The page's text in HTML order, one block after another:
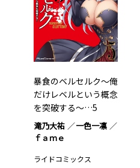
暴食のベルセルク～俺
だけレベルという概念
を突破する～…5
滝乃大祐
一色一凛
ｆａｍｅ
ライドコミックス